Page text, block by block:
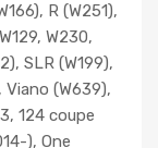
R (W251),
W230,
SLR (W199),
Viano (W639),
124 coupe
), One